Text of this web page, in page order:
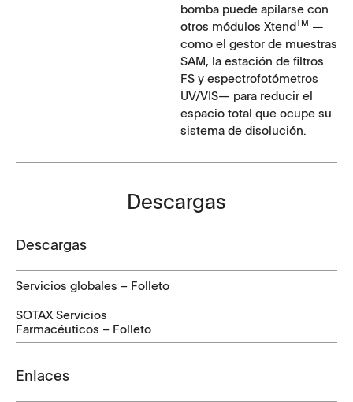
bomba puede apilarse con
otros módulos XtendTM —
como el gestor de muestras
SAM, la estación de filtros
FS y espectrofotómetros
UV/VIS— para reducir el
espacio total que ocupe su
sistema de disolución.
Descargas
Descargas
Servicios globales – Folleto
SOTAX Servicios
Farmacéuticos – Folleto
Enlaces